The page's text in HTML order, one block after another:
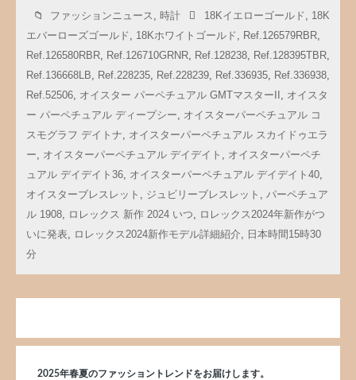
ファッションニュース , 時計 18Kイエローゴールド , 18K
エバーローズゴールド , 18Kホワイトゴールド , Ref.126579RBR,
Ref.126580RBR, Ref.126710GRNR, Ref.128238, Ref.128395TBR,
Ref.136668LB, Ref.228235, Ref.228239, Ref.336935, Ref.336938,
Ref.52506, オイスター パーペチュアル GMTマスターII , オイスタ
ー パーペチュアル ディープシー, オイスターパーペチュアル コ
スモグラフ デイトナ, オイスターパーペチュアル スカイドゥエラ
ー, オイスターパーペチュアル デイデイト , オイスターパーペチ
ュアル デイデイト36, オイスターパーペチュアル デイデイト40,
オイスターブレスレット , ジュビリーブレスレット , パーペチュア
ル 1908, ロレックス 新作 2024 いつ, ロレックス2024年新作がつ
いに発表, ロレックス2024新作モデル詳細紹介, 日本時間15時30
分
2025年春夏のファッショントレンドをお届けします。